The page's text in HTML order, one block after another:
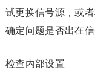
试更换信号源，或
确定问题是否出在信
检查内部设置